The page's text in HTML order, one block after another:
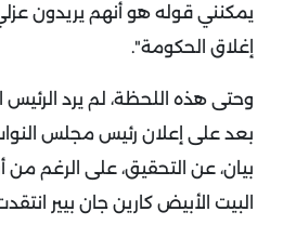
يمكنني قوله هو أنهم يريدون
إغلاق الحكومة".
وحتى هذه اللحظة، لم يرد
بعد على إعلان رئيس مجلس
بيان، عن التحقيق، على الرغم من
البيت الأبيض كارين جان بيير